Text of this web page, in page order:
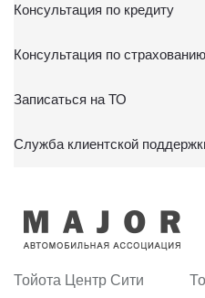
Консультация по кредиту
Консультация по страхованию
Записаться на ТО
Служба клиентской
Тойота Центр Сити